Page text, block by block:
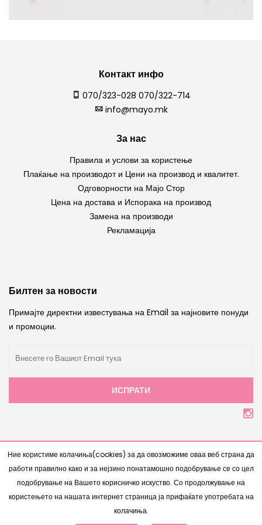
Ние користиме колачиња(cookies) за да овозможиме оваа веб страна да
работи правилно како и за нејзино понатамошно подобрување се со цел
подобрување на Вашето корисничко искуство. Со продолжување на
користењето на нашата интернет страница ја прифаќате употребата на
колачиња.
Контакт инфо
070/323-028 070/322-714
info@mayo.mk
За нас
Правила и услови за користење
Плаќање на производот и Цени на производ и квалитет.
Одговорности на Мајо Стор
Цена на достава и Испорака на производ
Замена на производи
Рекламација
Билтен за новости
Примајте директни известувања на Email за најновите понуди
и промоции.
ИСПРАТИ
www.bestnetstudio.com- Сите права се задржани